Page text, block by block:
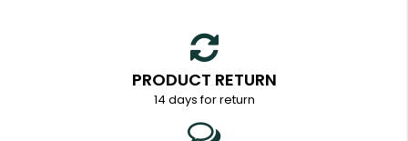
PRODUCT RETURN
14 days for return